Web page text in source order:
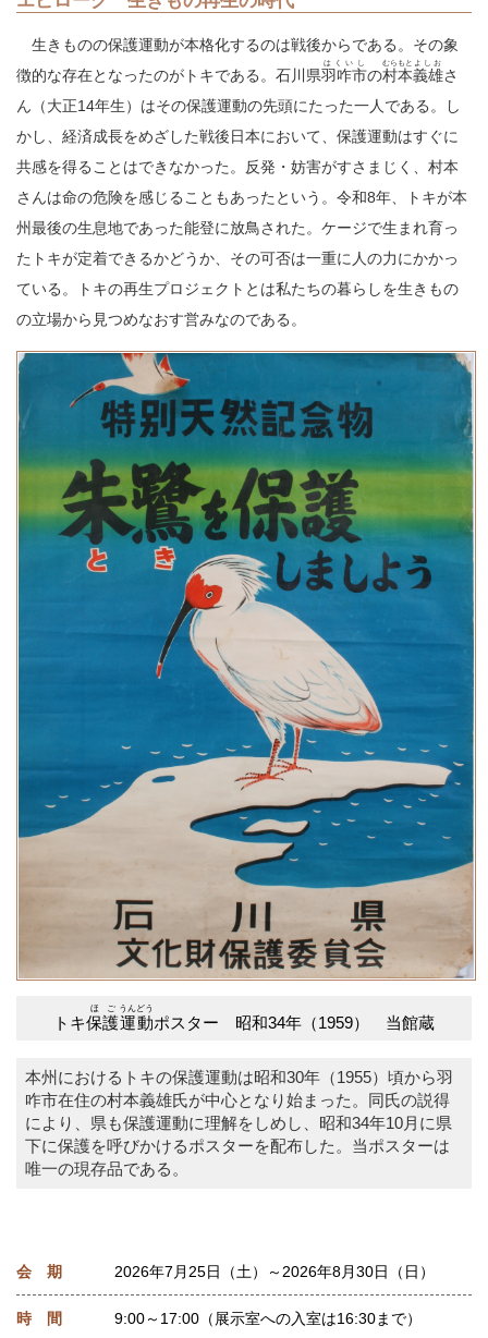
生きものの保護運動が本格化するのは戦後からである。その象
徴的な存在となったのがトキである。石川県羽咋市
はくいし
の村本
むらもと
義雄
よしお
さ
ん（大正14年生）はその保護運動の先頭にたった一人である。し
かし、経済成長をめざした戦後日本において、保護運動はすぐに
共感を得ることはできなかった。反発・妨害がすさまじく、村本
さんは命の危険を感じることもあったという。令和8年、トキが本
州最後の生息地であった能登に放鳥された。ケージで生まれ育っ
たトキが定着できるかどうか、その可否は一重に人の力にかかっ
ている。トキの再生プロジェクトとは私たちの暮らしを生きもの
の立場から見つめなおす営みなのである。
トキ保護
ほご
運動
うんどう
ポスター 昭和34年（1959） 当館蔵
本州におけるトキの保護運動は昭和30年（1955）頃から羽
咋市在住の村本義雄氏が中心となり始まった。同氏の説得
により、県も保護運動に理解をしめし、昭和34年10月に県
下に保護を呼びかけるポスターを配布した。当ポスターは
唯一の現存品である。
会 期 2026年7月25日（土）～2026年8月30日（日）
時 間 9:00～17:00（展示室への入室は16:30まで）